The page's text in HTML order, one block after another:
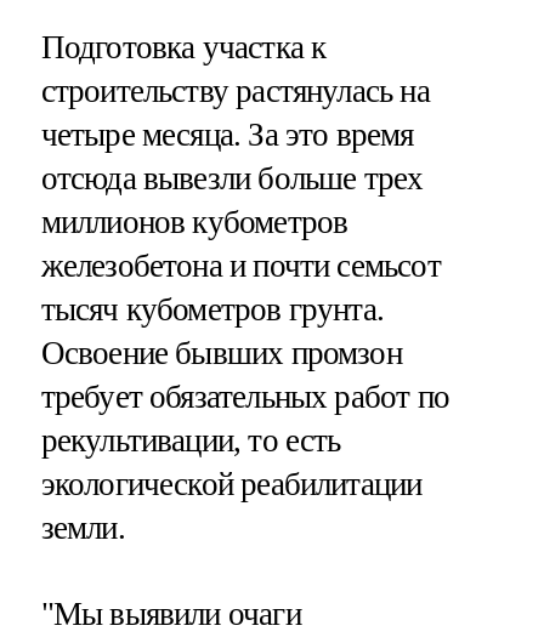
Подготовка участка к
строительству растянулась на
четыре месяца. За это время
отсюда вывезли больше трех
миллионов кубометров
железобетона и почти семьсот
тысяч кубометров грунта.
Освоение бывших промзон
требует обязательных работ по
рекультивации, то есть
экологической реабилитации
земли.
"Мы выявили очаги